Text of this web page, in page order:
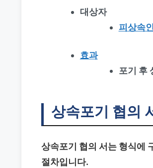
대상자
피상속인
효과
포기 후
상속포기 협의
상속포기 협의 서는 형식에
절차입니다.